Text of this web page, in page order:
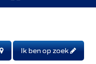
Ik ben op zoek